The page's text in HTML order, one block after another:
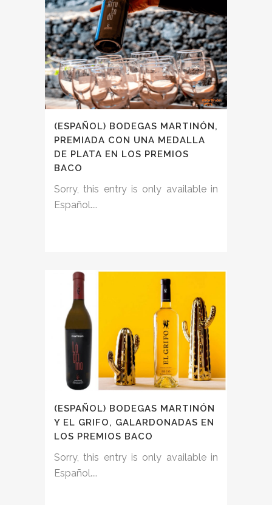
(ESPAÑOL) BODEGAS MARTINÓN,
PREMIADA CON UNA MEDALLA
DE PLATA EN LOS PREMIOS
BACO
Sorry, this entry is only available in
Español....
(ESPAÑOL) BODEGAS MARTINÓN
Y EL GRIFO, GALARDONADAS EN
LOS PREMIOS BACO
Sorry, this entry is only available in
Español....